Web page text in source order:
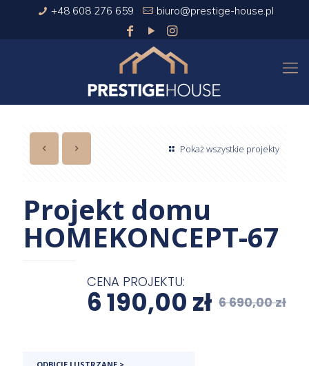
+48 608 276 659 biuro@prestige-house.pl
Pokaż wszystkie projekty
Projekt domu
HOMEKONCEPT-67
CENA PROJEKTU:
6 690,00zł
6 190,00 zł